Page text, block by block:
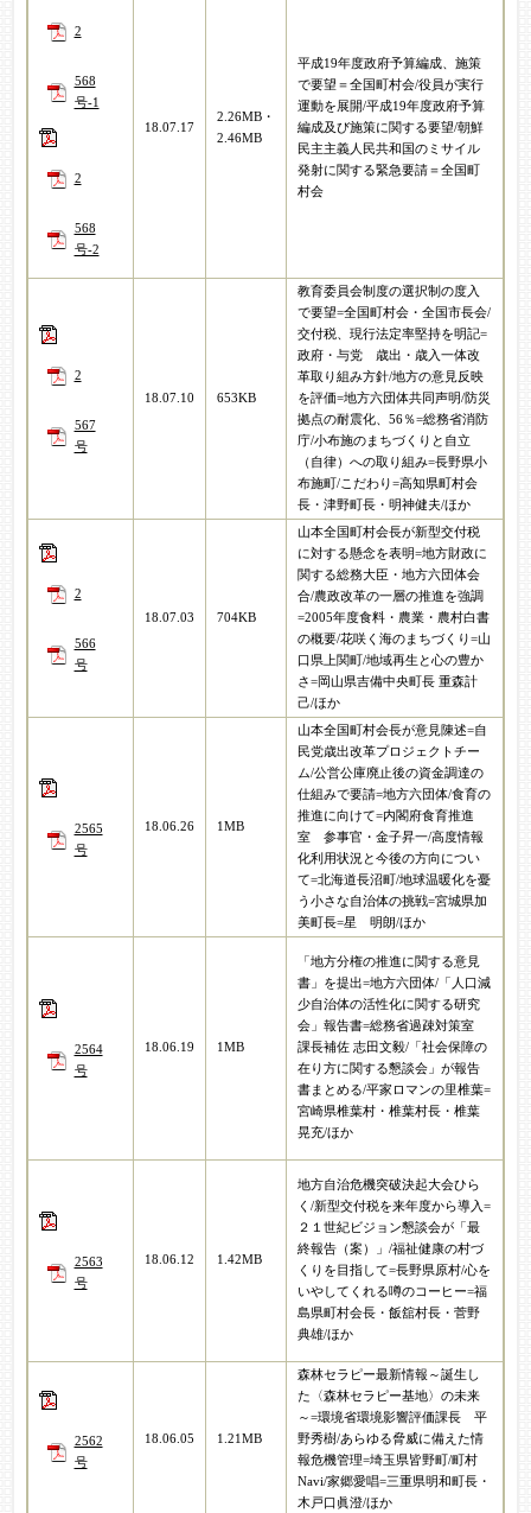
2
568
号-1
2
568
号-2
18.07.17
2.26MB・
2.46MB
平成19年度政府予算編成、施策
で要望＝全国町村会/役員が実行
運動を展開/平成19年度政府予算
編成及び施策に関する要望/朝鮮
民主主義人民共和国のミサイル
発射に関する緊急要請＝全国町
村会
2
567
号
18.07.10 653KB
教育委員会制度の選択制の度入
で要望=全国町村会・全国市長会/
交付税、現行法定率堅持を明記=
政府・与党 歳出・歳入一体改
革取り組み方針/地方の意見反映
を評価=地方六団体共同声明/防災
拠点の耐震化、56％=総務省消防
庁/小布施のまちづくりと自立
（自律）への取り組み=長野県小
布施町/こだわり=高知県町村会
長・津野町長・明神健夫/ほか
2
566
号
18.07.03 704KB
山本全国町村会長が新型交付税
に対する懸念を表明=地方財政に
関する総務大臣・地方六団体会
合/農政改革の一層の推進を強調
=2005年度食料・農業・農村白書
の概要/花咲く海のまちづくり=山
口県上関町/地域再生と心の豊か
さ=岡山県吉備中央町長 重森計
己/ほか
2565
号
18.06.26 1MB
山本全国町村会長が意見陳述=自
民党歳出改革プロジェクトチー
ム/公営公庫廃止後の資金調達の
仕組みで要請=地方六団体/食育の
推進に向けて=内閣府食育推進
室 参事官・金子昇一/高度情報
化利用状況と今後の方向につい
て=北海道長沼町/地球温暖化を憂
う小さな自治体の挑戦=宮城県加
美町長=星 明朗/ほか
2564
号
18.06.19 1MB
「地方分権の推進に関する意見
書」を提出=地方六団体/「人口減
少自治体の活性化に関する研究
会」報告書=総務省過疎対策室
課長補佐 志田文毅/「社会保障の
在り方に関する懇談会」が報告
書まとめる/平家ロマンの里椎葉=
宮崎県椎葉村・椎葉村長・椎葉
晃充/ほか
2563
号
18.06.12 1.42MB
地方自治危機突破決起大会ひら
く/新型交付税を来年度から導入=
２１世紀ビジョン懇談会が「最
終報告（案）」/福祉健康の村づ
くりを目指して=長野県原村/心を
いやしてくれる噂のコーヒー=福
島県町村会長・飯舘村長・菅野
典雄/ほか
2562
号
18.06.05 1.21MB
森林セラピー最新情報～誕生し
た〈森林セラピー基地〉の未来
～=環境省環境影響評価課長 平
野秀樹/あらゆる脅威に備えた情
報危機管理=埼玉県皆野町/町村
Navi/家郷愛唱=三重県明和町長・
木戸口眞澄/ほか